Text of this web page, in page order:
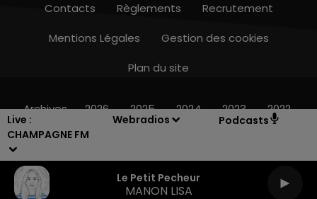
Live :
CHAMPAGNE FM
Webradios Podcasts
Le Petit Pecheur
MANON LISA
10h00 - 14h00
Contacts Règlements
Recrutement
Mentions Légales
Gestion des cookies
Plan du site
Archives 2026 2025 2024 2023 2022